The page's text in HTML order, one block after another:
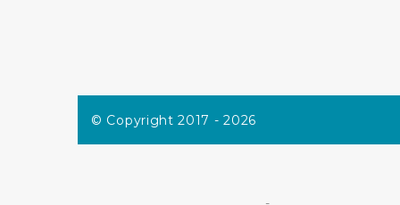
loro o che hanno raccolto
desiderati e le terze parti
© Copyright 2017 - 2026